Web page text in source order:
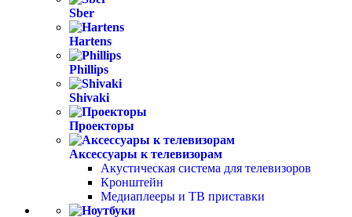
Sber
Hartens
Phillips
Shivaki
Проекторы
Аксессуары к телевизорам
Акустическая система для телевизоров
Кронштейн
Медиаплееры и ТВ приставки